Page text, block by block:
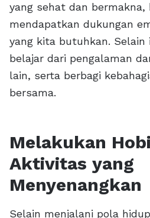
yang sehat dan
mendapatkan dukungan
yang kita butuhkan.
belajar dari pengalaman
lain, serta berbagi
bersama.
Melakukan
Aktivitas yang
Menyenangkan
Selain menjalani pola